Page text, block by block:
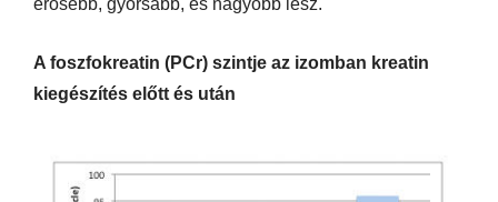
erősebb, gyorsabb, és nagyobb lesz.
A foszfokreatin (PCr) szintje az izomban kreatin
kiegészítés előtt és után